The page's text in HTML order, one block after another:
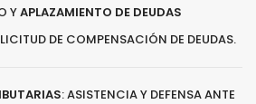
YAPLAZAMIENTO DE DEUDAS
DE COMPENSACIÓN DE DEUDAS.
: ASISTENCIA Y DEFENSA ANTE